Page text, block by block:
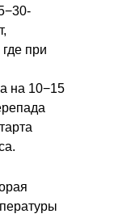
при
на 10−15